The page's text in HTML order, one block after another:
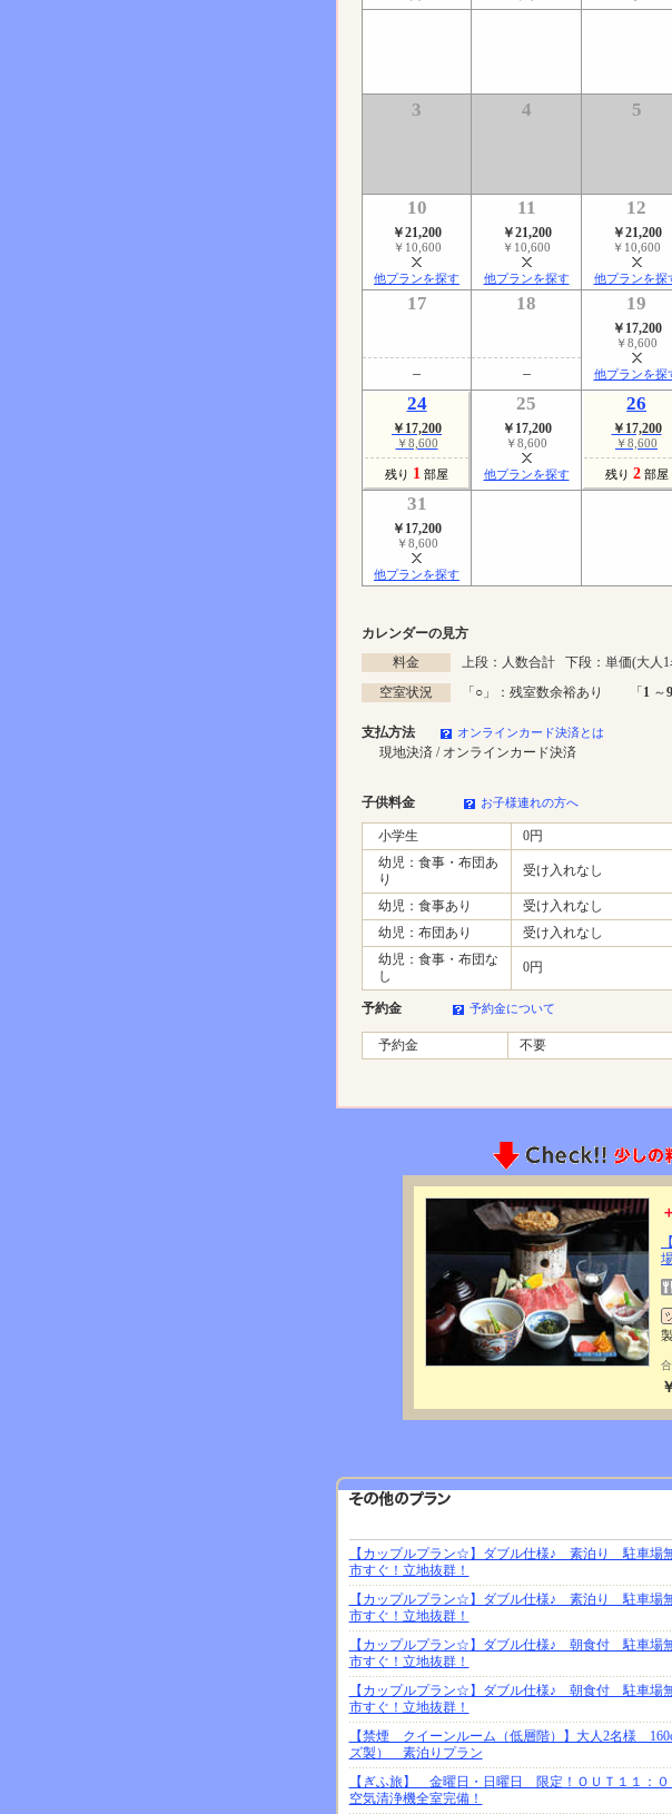
3 4 5
10
￥21,200
￥10,600
他プランを探す
11
￥21,200
￥10,600
他プランを探す
12
￥21,200
￥10,600
他プランを探
17 18 19
￥17,200
￥8,600
他プランを探
24
￥17,200
￥8,600
残り 1 部屋
25
￥17,200
￥8,600
他プランを探す
26
￥17,200
￥8,600
残り 2 部屋
31
￥17,200
￥8,600
他プランを探す
カレンダーの見方
料金
上段：人数合計 下段：単価(大人
空室状況
「○ 」：残室数余裕あり 「1 ～9
支払方法 オンラインカード決済とは
現地決済 / オンラインカード決済
子供料金 お子様連れの方へ
小学生
0円
幼児：食事・布団あ
り
受け入れなし
幼児：食事あり
受け入れなし
幼児：布団あり
受け入れなし
幼児：食事・布団な
し
0円
予約金 予約金について
予約金 不要
【カップルプラン☆】ダブル仕様♪ 素泊り 駐車場
市すぐ！立地抜群！
【カップルプラン☆】ダブル仕様♪ 素泊り 駐車場
市すぐ！立地抜群！
【カップルプラン☆】ダブル仕様♪ 朝食付 駐車場
市すぐ！立地抜群！
【カップルプラン☆】ダブル仕様♪ 朝食付 駐車場
市すぐ！立地抜群！
【禁煙 クイーンルーム（低層階）】大人2名様
ズ製） 素泊りプラン
【ぎふ旅】 金曜日・日曜日 限定！ＯＵＴ１１：
空気清浄機全室完備！